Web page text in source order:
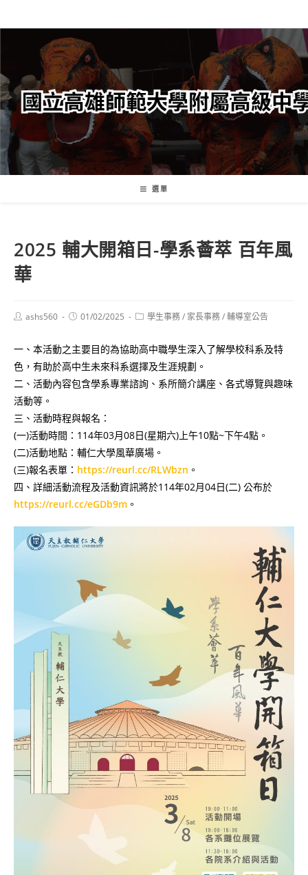
轉
要
內
容
選單
2025 輔大開箱日-學系薈萃 百年風
華
Postashs560
Post01/02/2025
Post學生事務/ 家長事務/輔導室公告
一、本活動之主要目的為協助高中職學生深入了解學校科系及特
色，有助於高中生未來科系選擇及生涯規劃。
二、活動內容包含學系專業諮詢、系所簡介講座、各式導覽與趣味
活動等。
三、活動時程與報名：
(一)活動時間：114年03月08日(星期六)上午10點~下午4點。
(二)活動地點：輔仁大學風華廣場。
(三)報名表單： https://reurl.cc/RLWbzn 。
四、詳細活動流程及活動資訊將於114年02月04日(二) 公布於
https://reurl.cc/eGDb9m 。